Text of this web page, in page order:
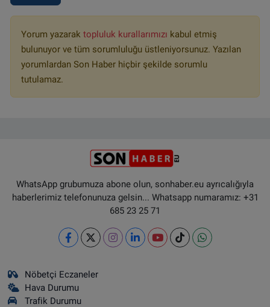
Yorum yazarak topluluk kurallarımızı kabul etmiş
bulunuyor ve tüm sorumluluğu üstleniyorsunuz. Yazılan
yorumlardan Son Haber hiçbir şekilde sorumlu
tutulamaz.
WhatsApp grubumuza abone olun, sonhaber.eu ayrıcalığıyla
haberlerimiz telefonunuza gelsin... Whatsapp numaramız: +31
685 23 25 71
Nöbetçi Eczaneler
Hava Durumu
Trafik Durumu